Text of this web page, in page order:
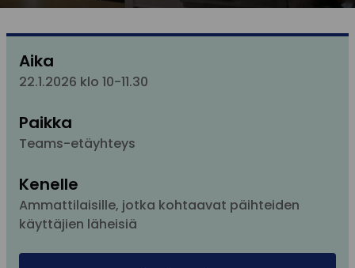
Aika
22.1.2026 klo 10-11.30
Paikka
Teams-etäyhteys
Kenelle
Ammattilaisille, jotka kohtaavat päihteiden
käyttäjien läheisiä